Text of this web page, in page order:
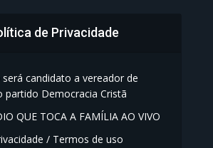
de Privacidade
candidato a vereador de
partido Democracia Cristã
QUE TOCA A FAMÍLIA AO VIVO
/ Termos de uso